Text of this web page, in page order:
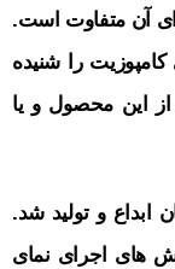
آن متفاوت است.
کامپوزیت را شنیده
از این محصول و یا
ابداع و تولید شد.
های اجرای نمای